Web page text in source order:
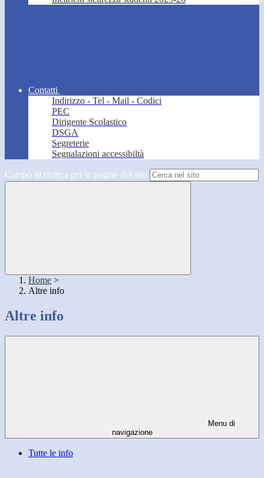
Contatti
Indirizzo - Tel - Mail - Codici
PEC
Dirigente Scolastico
DSGA
Segreterie
Segnalazioni accessibiltà
Campo di ricerca per le pagine del sito
Home >
Altre info
Altre info
Menu di
navigazione
Tutte le info